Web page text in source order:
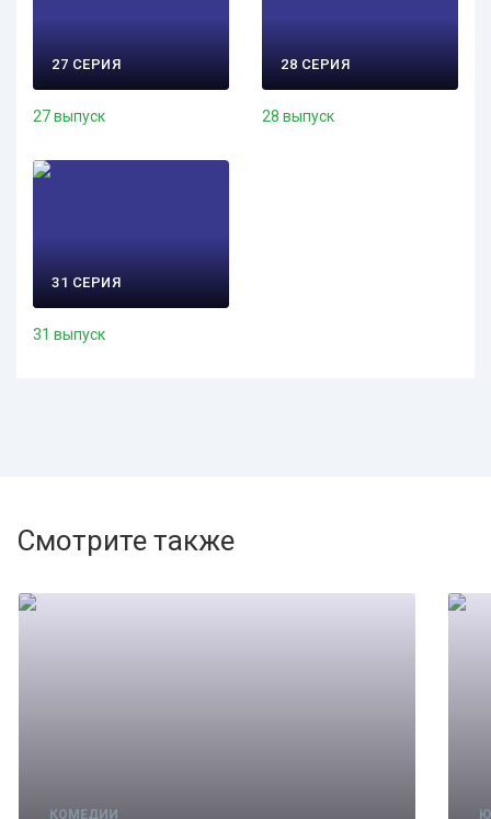
27 СЕРИЯ
27 выпуск
28 СЕРИЯ
28 выпуск
31 СЕРИЯ
31 выпуск
Смотрите также
КОМЕДИИ